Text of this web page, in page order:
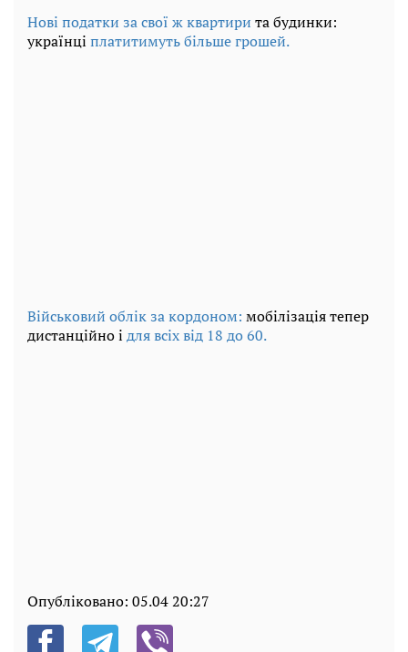
Нові податки за свої ж квартири та будинки:
українці платитимуть більше грошей.
Військовий облік за кордоном: мобілізація тепер
дистанційно і для всіх від 18 до 60.
Опубліковано: 05.04 20:27